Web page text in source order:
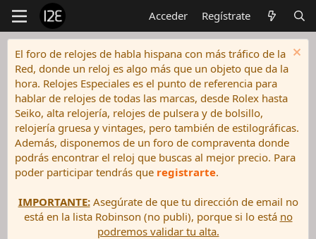
Acceder Regístrate
El foro de relojes de habla hispana con más tráfico de la
Red, donde un reloj es algo más que un objeto que da la
hora. Relojes Especiales es el punto de referencia para
hablar de relojes de todas las marcas, desde Rolex hasta
Seiko, alta relojería, relojes de pulsera y de bolsillo,
relojería gruesa y vintages, pero también de estilográficas.
Además, disponemos de un foro de compraventa donde
podrás encontrar el reloj que buscas al mejor precio. Para
poder participar tendrás que registrarte.
IMPORTANTE:Asegúrate de que tu dirección de email no
está en la lista Robinson (no publi), porque si lo está no
podremos validar tu alta.